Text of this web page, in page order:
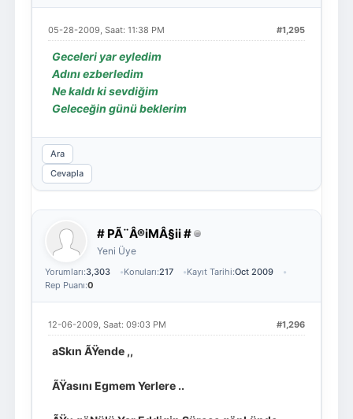
#1,295
05-28-2009, Saat: 11:38 PM
Geceleri yar eyledim
Adını ezberledim
Ne kaldı ki sevdiğim
Geleceğin günü beklerim
Ara
Cevapla
# PÃ¨Â®iMÂ§ii #
Yeni Üye
Yorumları:3,303 Konuları:217 Kayıt Tarihi:Oct 2009
Rep Puanı:0
#1,296
12-06-2009, Saat: 09:03 PM
aSkın ÃŸende ,,
ÃŸasını Egmem Yerlere ..